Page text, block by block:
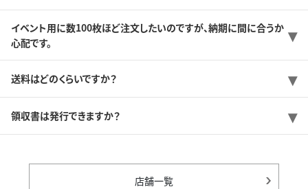
イベント用に数100枚ほど注文したいのですが、納期に間に合うか
心配です。
送料はどのくらいですか？
領収書は発行できますか？
店舗一覧